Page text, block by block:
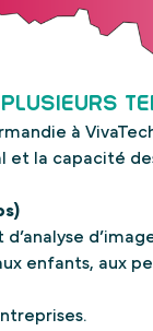
à
la capacité
enfants, aux